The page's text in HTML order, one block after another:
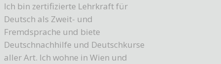
Ich bin zertifizierte Lehrkraft für
Deutsch als Zweit- und
Fremdsprache und biete
Deutschnachhilfe und Deutschkurse
aller Art. Ich wohne in Wien und